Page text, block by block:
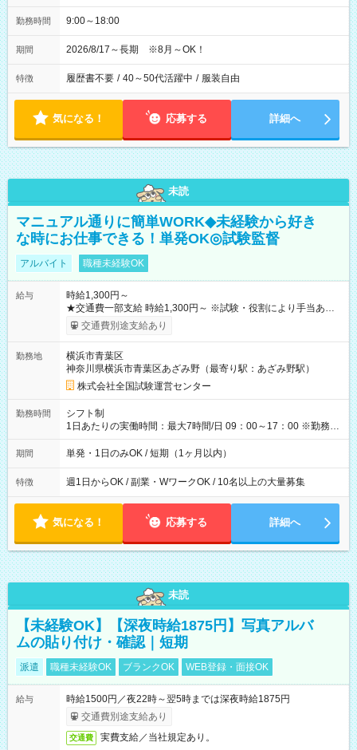
勤務時間 9:00～18:00
期間 2026/8/17～長期 ※8月～OK！
特徴 履歴書不要 / 40～50代活躍中 / 服装自由
気になる！ 応募する 詳細へ
未読
マニュアル通りに簡単WORK◆未経験から好き
な時にお仕事できる！単発OK◎試験監督
アルバイト 職種未経験OK
給与
時給1,300円～
★交通費一部支給 時給1,300円～ ※試験・役割により手当あり
※勤務回数により昇給あり 【即給（前払い）オプションあ
り！】 希望される場合、勤務から1週間ほどで給与の一部を受け
例】 ・河合塾模擬試験 8:30～17:30（休憩1時間） 時給1,300円
×8時間＝日収10,400円＋交通費 ※当日の役割により時給＋100
円の場合あり ・国家試験 7:00～13:30（休憩なし） 時給1,300
円（役割手当＋100円）×6時間＝日収8,400円＋交通費 【試用期
間】試用期間なし
交通費別途支給あり
勤務地
横浜市青葉区
神奈川県横浜市青葉区あざみ野（最寄り駅：あざみ野駅）
株式会社全国試験運営センター
勤務時間
シフト制
1日あたりの実働時間：最大7時間/日 09：00～17：00 ※勤務時
間は 試験により異なります。
期間 単発・1日のみOK / 短期（1ヶ月以内）
特徴 週1日からOK / 副業・WワークOK / 10名以上の大量募集
気になる！ 応募する 詳細へ
未読
【未経験OK】【深夜時給1875円】写真アルバ
ムの貼り付け・確認｜短期
派遣 職種未経験OK ブランクOK WEB登録・面接OK
給与
時給1500円／夜22時～翌5時までは深夜時給1875円
交通費別途支給あり
交通費 実費支給／当社規定あり。